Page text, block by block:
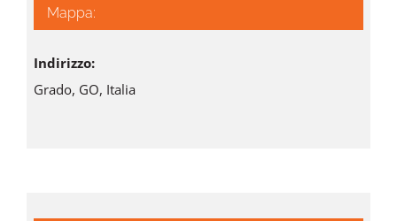
Mappa:
Indirizzo:
Grado, GO, Italia